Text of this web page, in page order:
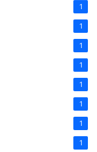
1
1
1
1
1
1
1
1